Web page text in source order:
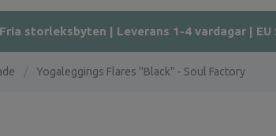
storleksbyten | Leverans 1-4 vardagar | EU
Yogaleggings Flares ''Black'' - Soul Factory